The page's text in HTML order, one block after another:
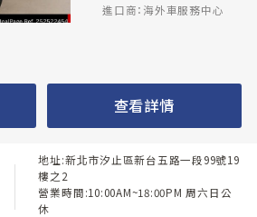
進口商：海外車服務中心
查看詳情
地址:新北市汐止區新台五路一段99號19
樓之2
營業時間:10:00AM~18:00PM 周六日公
休